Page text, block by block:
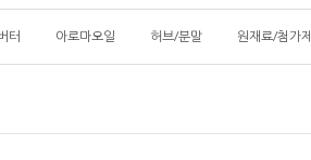
터 아로마오일 허브/분말 원재료/첨가제